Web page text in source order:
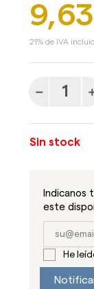
21% de IVA
Sin stock
Indicanos
este
He